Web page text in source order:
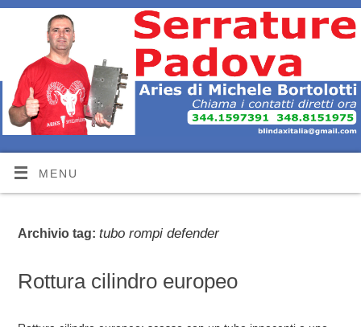
MENU
Archivio tag: tubo rompi defender
Rottura cilindro europeo